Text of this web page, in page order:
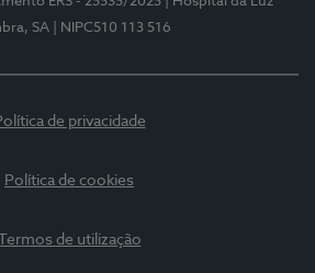
SA
| NIPC510 113 516
de privacidade
Política de cookies
Termos de utilização